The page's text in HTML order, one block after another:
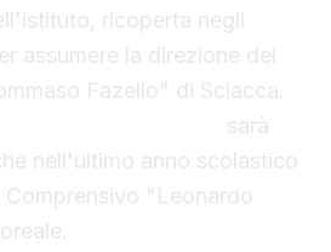
ricoperta negli
assumere la direzione del
Fazello" di Sciacca.
sarà
nell'ultimo anno scolastico
"Leonardo